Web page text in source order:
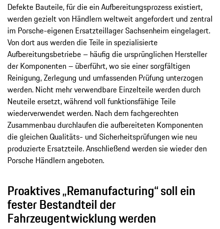
Defekte Bauteile, für die ein Aufbereitungsprozess existiert,
werden gezielt von Händlern weltweit angefordert und zentral
im Porsche-eigenen Ersatzteillager Sachsenheim eingelagert.
Von dort aus werden die Teile in spezialisierte
Aufbereitungsbetriebe – häufig die ursprünglichen Hersteller
der Komponenten – überführt, wo sie einer sorgfältigen
Reinigung, Zerlegung und umfassenden Prüfung unterzogen
werden. Nicht mehr verwendbare Einzelteile werden durch
Neuteile ersetzt, während voll funktionsfähige Teile
wiederverwendet werden. Nach dem fachgerechten
Zusammenbau durchlaufen die aufbereiteten Komponenten
die gleichen Qualitäts- und Sicherheitsprüfungen wie neu
produzierte Ersatzteile. Anschließend werden sie wieder den
Porsche Händlern angeboten.
Proaktives „Remanufacturing“ soll ein
fester Bestandteil der
Fahrzeugentwicklung werden